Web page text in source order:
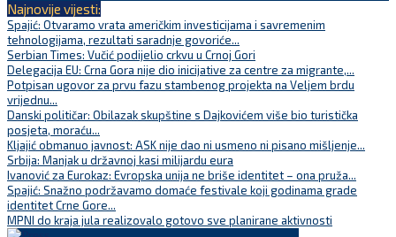
Najnovije vijesti:
Spajić: Otvaramo vrata američkim investicijama i savremenim
tehnologijama, rezultati saradnje govoriće...
Serbian Times: Vučić podijelio crkvu u Crnoj Gori
Delegacija EU: Crna Gora nije dio inicijative za centre za migrante,...
Potpisan ugovor za prvu fazu stambenog projekta na Veljem brdu
vrijednu...
Danski političar: Obilazak skupštine s Dajkovićem više bio turistička
posjeta, moraću...
Kljajić obmanuo javnost: ASK nije dao ni usmeno ni pisano mišljenje...
Srbija: Manjak u državnoj kasi milijardu eura
Ivanović za Eurokaz: Evropska unija ne briše identitet – ona pruža...
Spajić: Snažno podržavamo domaće festivale koji godinama grade
identitet Crne Gore...
MPNI do kraja jula realizovalo gotovo sve planirane aktivnosti